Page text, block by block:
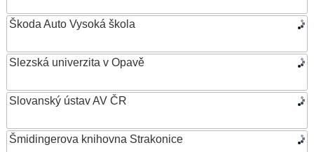
Škoda Auto Vysoká škola
Slezská univerzita v Opavě
Slovanský ústav AV ČR
Šmidingerova knihovna Strakonice